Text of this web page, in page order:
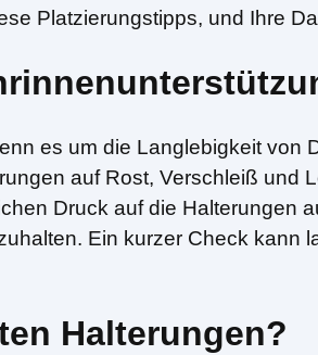
Platzierungstipps, und Ihre
es um die Langlebigkeit von
auf Rost, Verschleiß und
Druck auf die Halterungen
Ein kurzer Check kann
Halterungen?